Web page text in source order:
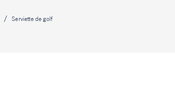
Serviette de golf